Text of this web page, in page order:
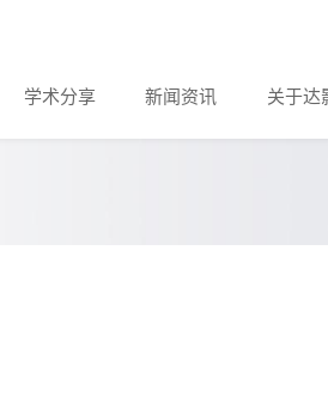
学术分享 新闻资讯 关于达